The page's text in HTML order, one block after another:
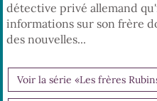
détective privé allemand
informations sur son frère
des nouvelles...
Voir la série «Les frères